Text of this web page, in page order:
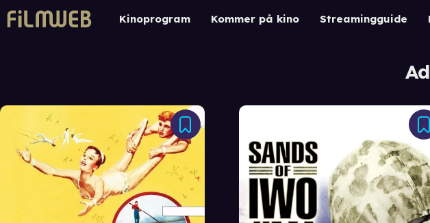
Kinoprogram Kommer på kino Streamingguide